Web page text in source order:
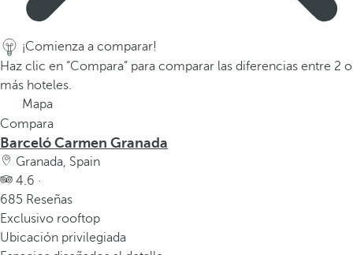
p
c
n
d
e
l
a
v
e
n
¡Comienza a comparar!
Haz clic en “Compara” para comparar las diferencias entre 2 o
más hoteles.
Mapa
Compara
Barceló Carmen Granada
Granada, Spain
4.6 ·
685 Reseñas
Exclusivo rooftop
Ubicación privilegiada